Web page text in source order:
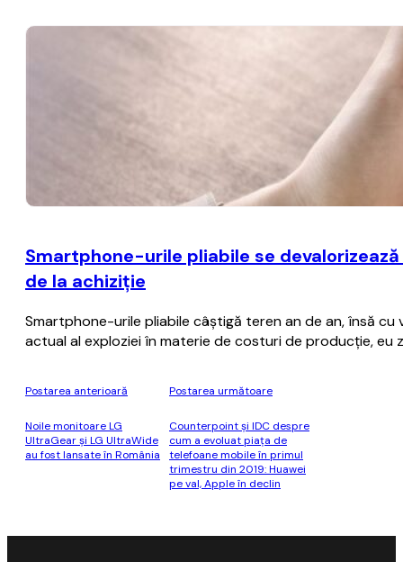
Smartphone-urile pliabile se
de la achiziţie
Smartphone-urile pliabile câştigă teren an de an, însă
actual al exploziei în materie de costuri de producţie,
Postarea anterioară
Noile monitoare LG
UltraGear și LG UltraWide
au fost lansate în România
Postarea următoare
Counterpoint și IDC despre
cum a evoluat piața de
telefoane mobile în primul
trimestru din 2019: Huawei
pe val, Apple în declin